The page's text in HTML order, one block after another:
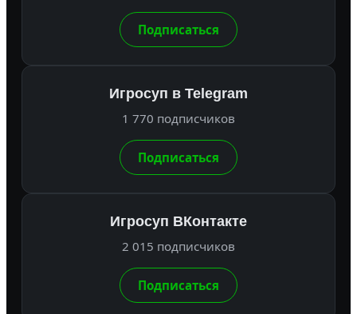
Подписаться
Игросуп в Telegram
1 770 подписчиков
Подписаться
Игросуп ВКонтакте
2 015 подписчиков
Подписаться